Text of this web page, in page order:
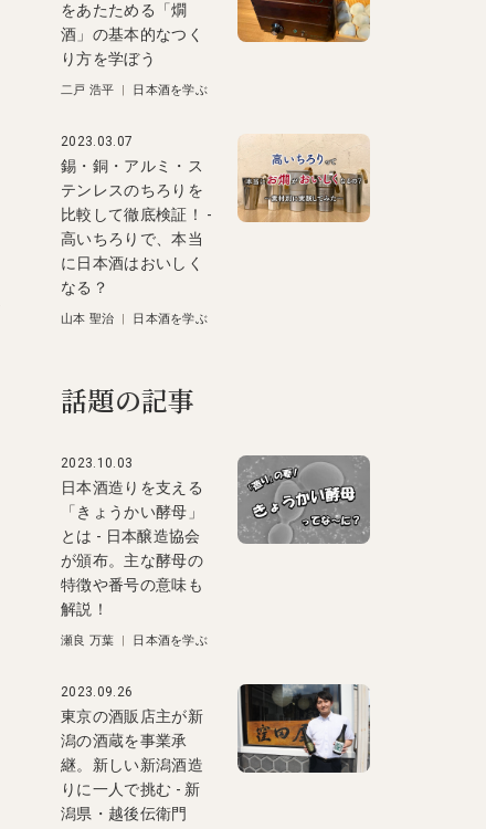
をあたためる「燗
酒」の基本的なつく
り方を学ぼう
二戸 浩平 | 日本酒を学ぶ
2023.03.07
錫・銅・アルミ・ス
テンレスのちろりを
比較して徹底検証！ -
高いちろりで、本当
に日本酒はおいしく
なる？
山本 聖治 | 日本酒を学ぶ
話題の記事
2023.10.03
日本酒造りを支える
「きょうかい酵母」
とは - 日本醸造協会
が頒布。主な酵母の
特徴や番号の意味も
解説！
瀬良 万葉 | 日本酒を学ぶ
2023.09.26
東京の酒販店主が新
潟の酒蔵を事業承
継。新しい新潟酒造
りに一人で挑む - 新
潟県・越後伝衛門